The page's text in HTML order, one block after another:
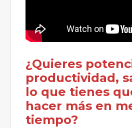
¿Quieres
productividad,
lo que tienes
hacer más en
tiempo?